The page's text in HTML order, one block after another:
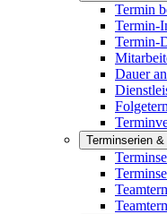
Termin
Termin-
Termin-
Dauer
Terminserien